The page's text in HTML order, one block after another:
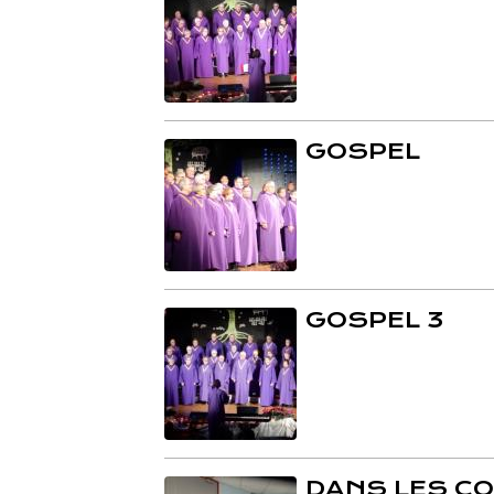
GOSPEL
GOSPEL 3
DANS LES